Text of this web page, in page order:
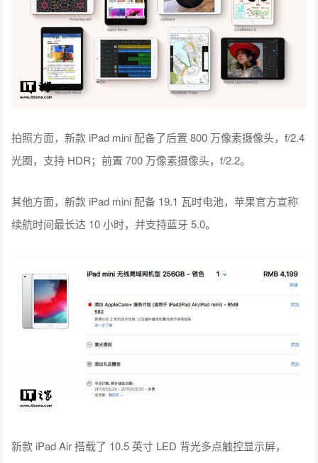
拍照方面，新款 iPad mini 配备了后置 800 万像素摄像头，f/2.4
光圈，支持 HDR；前置 700 万像素摄像头，f/2.2。
其他方面，新款 iPad mini 配备 19.1 瓦时电池，苹果官方宣称
续航时间最长达 10 小时，并支持蓝牙 5.0。
新款 iPad Air 搭载了 10.5 英寸 LED 背光多点触控显示屏，